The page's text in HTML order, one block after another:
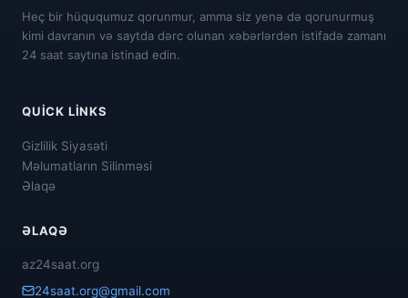
Heç bir hüququmuz qorunmur, amma siz yenə də qorunurmuş
kimi davranın və saytda dərc olunan xəbərlərdən istifadə zamanı
24 saat saytına istinad edin.
QUICK LINKS
Gizlilik Siyasəti
Məlumatların Silinməsi
Əlaqə
ƏLAQƏ
az24saat.org
24saat.org@gmail.com